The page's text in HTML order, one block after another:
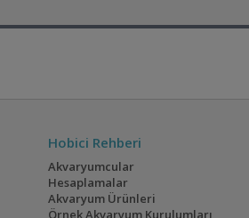
Hobici Rehberi
Akvaryumcular
Hesaplamalar
Akvaryum Ürünleri
Örnek Akvaryum Kurulumları